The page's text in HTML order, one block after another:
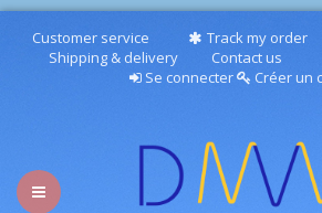
Customer service
Track my order
Shipping & delivery
Contact us
Se connecter
Créer un